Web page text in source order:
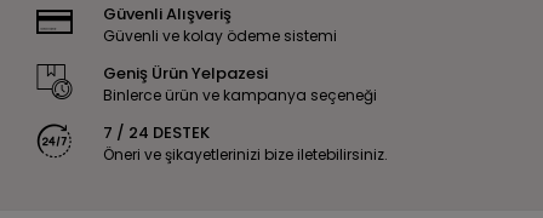
Güvenli Alışveriş
Güvenli ve kolay ödeme sistemi
Geniş Ürün Yelpazesi
Binlerce ürün ve kampanya seçeneği
7 / 24 DESTEK
Öneri ve şikayetlerinizi bize iletebilirsiniz.